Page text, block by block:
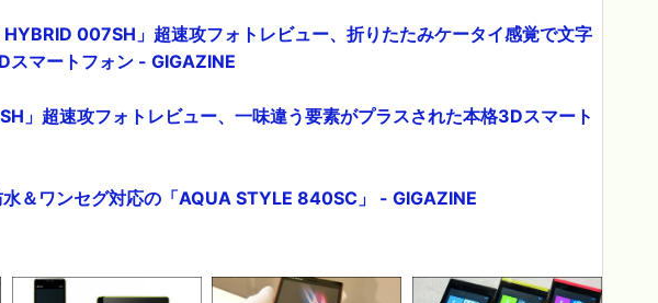
HYBRID 007SH」超速攻フォトレビュー、折りたたみケータイ感覚で文字
スマートフォン - GIGAZINE
」超速攻フォトレビュー、一味違う要素がプラスされた本格3Dスマート
＆ワンセグ対応の「AQUA STYLE 840SC」 - GIGAZINE